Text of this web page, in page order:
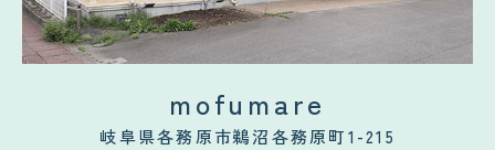
mofumare
岐阜県各務原市鵜沼各務原町1-215